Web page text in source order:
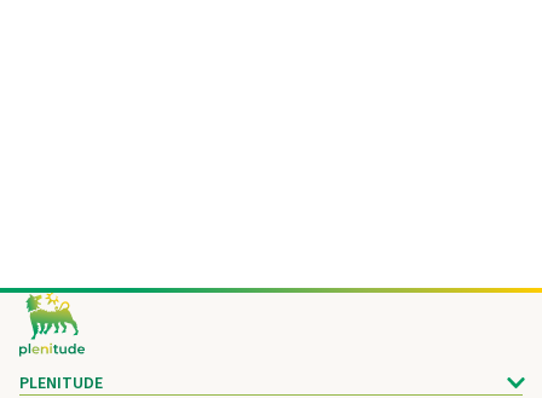
Footer
PLENITUDE